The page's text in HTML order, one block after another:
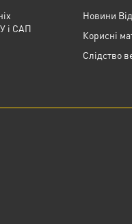
і САП
Новини
Корисні
Слідство